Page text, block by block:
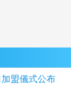
盟儀式公布